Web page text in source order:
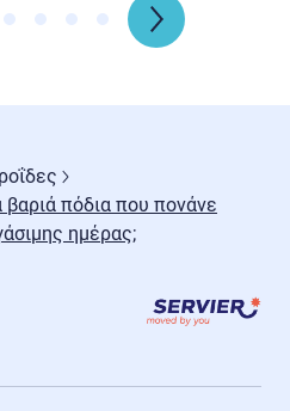
πόδια που πονάνε
ημέρας;